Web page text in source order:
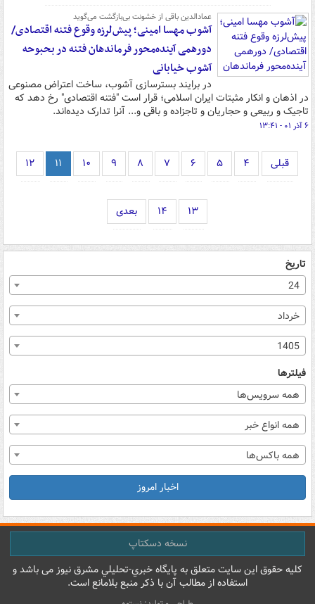
عمادالدین باقی از خشونت بی‌بازگشت می‌گوید
آشوب مهسا امینی؛ پیش‌لرزه وقوع فتنه اقتصادی/
دورهمی آینده‌محور فرماندهان فتنه در بحبوحه
آشوب خیابانی
در برایند بسترسازی آشوب، ساخت اعتراض مصنوعی
در اذهان و انکار مثبتات ایران اسلامی؛ قرار است "فتنه اقتصادی" رخ دهد که
تاجیک و ربیعی و حجاریان و تاجزاده و باقی و... آنرا تدارک دیده‌اند.
۶ آذر ۰۱ - ۱۳:۴۱
قبلی ۴ ۵ ۶ ۷ ۸ ۹ ۱۰ ۱۱ ۱۲
۱۳ ۱۴ بعدی
تاریخ
24
خرداد
1405
فیلترها
همه سرویس‌ها
همه انواع خبر
همه باکس‌ها
اخبار امروز
نسخه دسکتاپ
کليه حقوق اين سايت متعلق به پایگاه خبري-تحليلي مشرق نيوز می باشد و
استفاده از مطالب آن با ذکر منبع بلامانع است.